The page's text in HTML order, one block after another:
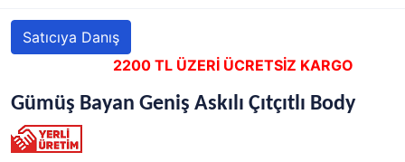
Satıcıya Danış
2200 TL ÜZERİ ÜCRETSİZ KARGO
Gümüş Bayan Geniş Askılı Çıtçıtlı Body